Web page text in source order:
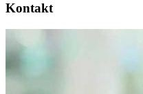
Kontakt